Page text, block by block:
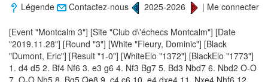
Légende Contactez-nous 2025-2026 | Me connecter
[Event "Montcalm 3"] [Site "Club d\'échecs Montcalm"] [Date
"2019.11.28"] [Round "3"] [White "Fleury, Dominic"] [Black
"Dumont, Eric"] [Result "1-0"] [WhiteElo "1372"] [BlackElo "1773"]
1. d4 d5 2. Bf4 Nf6 3. e3 g6 4. Nf3 Bg7 5. Bd3 Nbd7 6. Nbd2 O-O